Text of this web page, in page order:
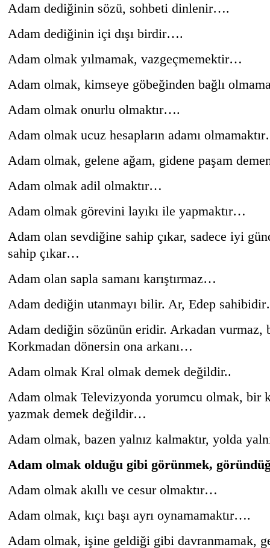
Adam dediğinin sözü, sohbeti dinlenir….
Adam dediğinin içi dışı birdir….
Adam olmak yılmamak, vazgeçmemektir…
Adam olmak, kimseye göbeğinden bağlı
Adam olmak onurlu olmaktır….
Adam olmak ucuz hesapların adamı
Adam olmak, gelene ağam, gidene paşam
Adam olmak adil olmaktır…
Adam olmak görevini layıkı ile yapmaktır…
Adam olan sevdiğine sahip çıkar, sadece iyi
sahip çıkar…
Adam olan sapla samanı karıştırmaz…
Adam dediğin utanmayı bilir. Ar, Edep
Adam dediğin sözünün eridir. Arkadan vurmaz,
Korkmadan dönersin ona arkanı…
Adam olmak Kral olmak demek değildir..
Adam olmak Televizyonda yorumcu olmak, bir
yazmak demek değildir…
Adam olmak, bazen yalnız kalmaktır, yolda
Adam olmak olduğu gibi görünmek,
Adam olmak akıllı ve cesur olmaktır…
Adam olmak, kıçı başı ayrı oynamamaktır….
Adam olmak, işine geldiği gibi davranmamak,